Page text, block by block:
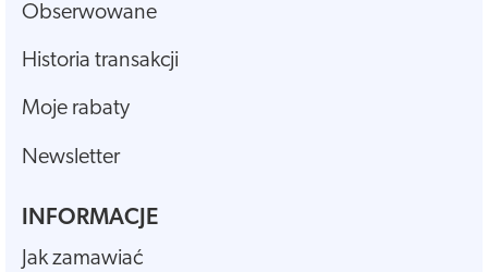
Obserwowane
Historia transakcji
Moje rabaty
Newsletter
INFORMACJE
Jak zamawiać